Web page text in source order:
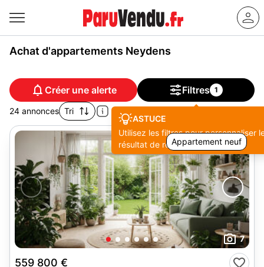
Achat d'appartements Neydens
Créer une alerte Filtres 1
ASTUCE
Utilisez les filtres pour personnaliser
résultat de recherche.
24 annonces Tri
Appartement neuf
7
559 800 €